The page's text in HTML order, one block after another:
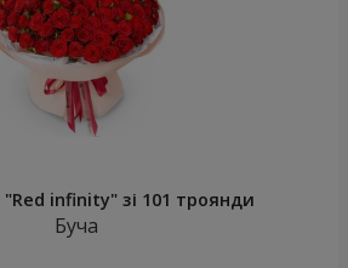
infinity" зі 101 троянди
Буча